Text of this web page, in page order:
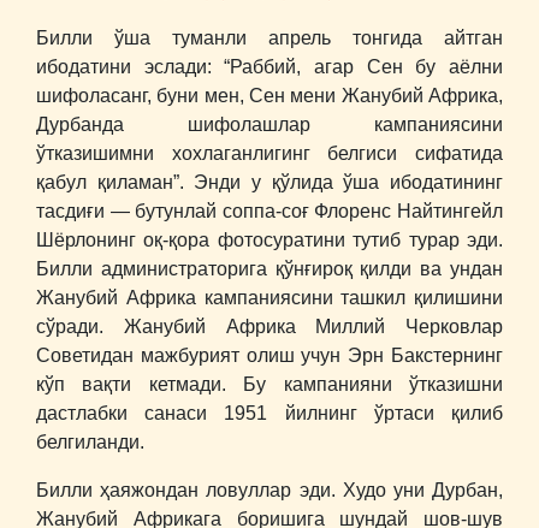
Билли ўша туманли апрель тонгида айтган
ибодатини эслади: “Раббий, агар Сен бу аёлни
шифоласанг, буни мен, Сен мени Жанубий Африка,
Дурбанда шифолашлар кампаниясини
ўтказишимни хохлаганлигинг белгиси сифатида
қабул қиламан”. Энди у қўлида ўша ибодатининг
тасдиғи ― бутунлай соппа-соғ Флоренс Найтингейл
Шёрлонинг оқ-қора фотосуратини тутиб турар эди.
Билли администраторига қўнғироқ қилди ва ундан
Жанубий Африка кампаниясини ташкил қилишини
сўради. Жанубий Африка Миллий Черковлар
Советидан мажбурият олиш учун Эрн Бакстернинг
кўп вақти кетмади. Бу кампанияни ўтказишни
дастлабки санаси 1951 йилнинг ўртаси қилиб
белгиланди.
Билли ҳаяжондан ловуллар эди. Худо уни Дурбан,
Жанубий Африкага боришига шундай шов-шув